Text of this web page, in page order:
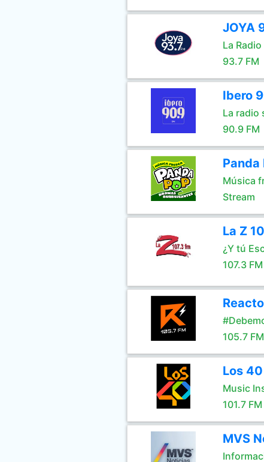
JOYA
La
93.7 FM
Ibero
La radio
90.9 FM
Panda
Música
Stream
La Z
¿Y tú
107.3 FM
105.7 FM
Los
Music
101.7 FM
MVS